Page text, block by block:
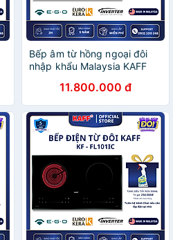
Bếp âm từ hồng ngoại đôi
nhập khẩu Malaysia KAFF
11.800.000 đ